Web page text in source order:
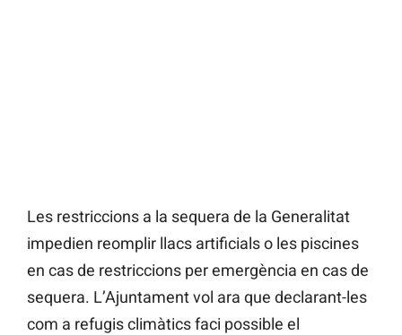
Les restriccions a la sequera de la Generalitat
impedien reomplir llacs artificials o les piscines
en cas de restriccions per emergència en cas de
sequera. L’Ajuntament vol ara que declarant-les
com a refugis climàtics faci possible el